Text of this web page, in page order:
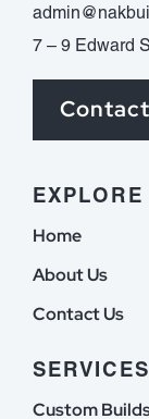
7 – 9 Edward
EXPLORE
Home
About Us
Contact Us
SERVICES
Custom